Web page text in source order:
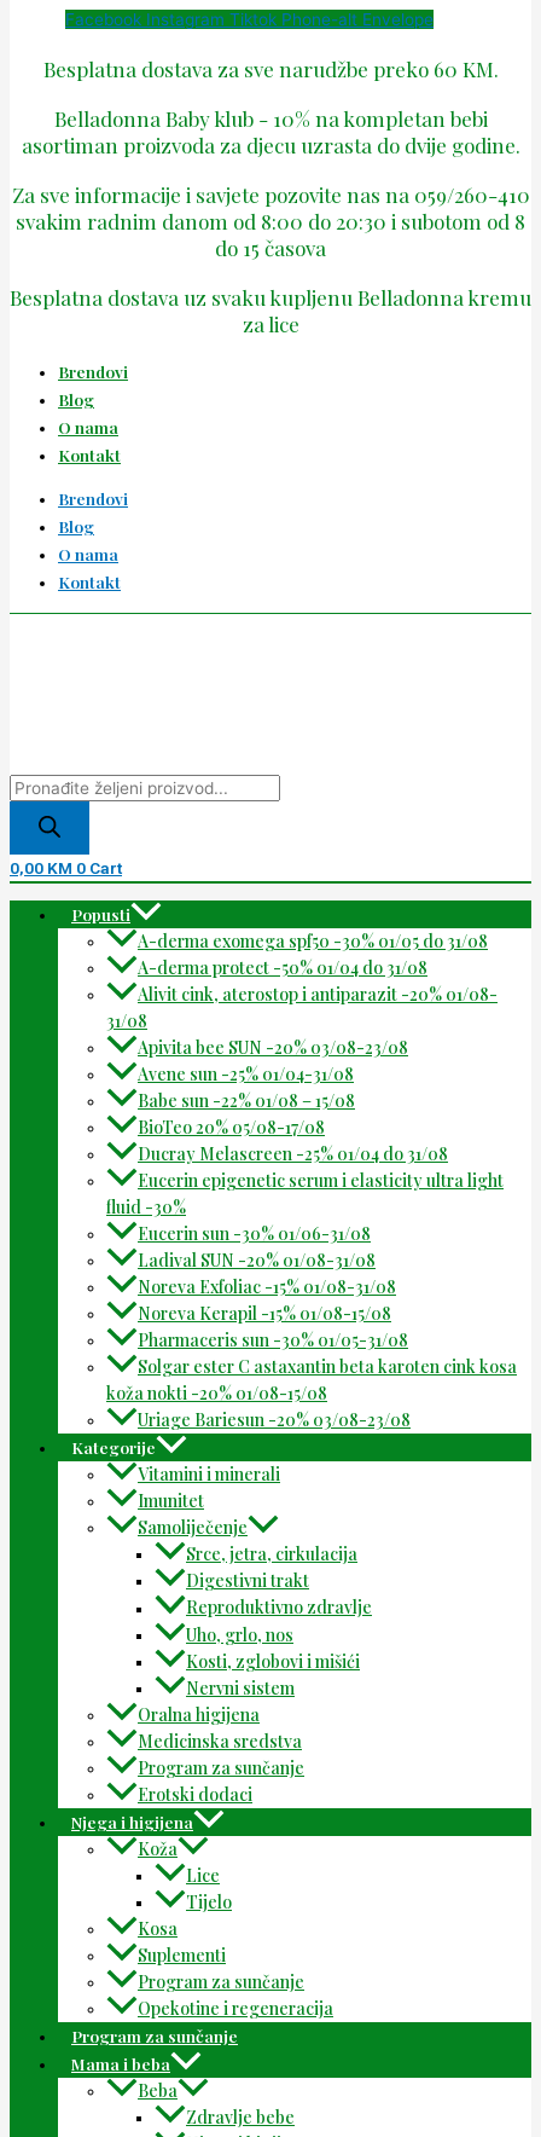
Facebook Instagram Tiktok Phone-alt Envelope
Besplatna dostava za sve narudžbe preko 60 KM.
Belladonna Baby klub - 10% na kompletan bebi
asortiman proizvoda za djecu uzrasta do dvije godine.
Za sve informacije i savjete pozovite nas na 059/260-410
svakim radnim danom od 8:00 do 20:30 i subotom od 8
do 15 časova
Besplatna dostava uz svaku kupljenu Belladonna kremu
za lice
Brendovi
Blog
O nama
Kontakt
Brendovi
Blog
O nama
Kontakt
0,00 KM 0 Cart
Popusti
A-derma exomega spf50 -30% 01/05 do 31/08
A-derma protect -50% 01/04 do 31/08
Alivit cink, aterostop i antiparazit -20% 01/08-
31/08
Apivita bee SUN -20% 03/08-23/08
Avene sun -25% 01/04-31/08
Babe sun -22% 01/08 – 15/08
BioTeo 20% 05/08-17/08
Ducray Melascreen -25% 01/04 do 31/08
Eucerin epigenetic serum i elasticity ultra light
fluid -30%
Eucerin sun -30% 01/06-31/08
Ladival SUN -20% 01/08-31/08
Noreva Exfoliac -15% 01/08-31/08
Noreva Kerapil -15% 01/08-15/08
Pharmaceris sun -30% 01/05-31/08
Solgar ester C astaxantin beta karoten cink kosa
koža nokti -20% 01/08-15/08
Uriage Bariesun -20% 03/08-23/08
Kategorije
Vitamini i minerali
Imunitet
Samoliječenje
Srce, jetra, cirkulacija
Digestivni trakt
Reproduktivno zdravlje
Uho, grlo, nos
Kosti, zglobovi i mišići
Nervni sistem
Oralna higijena
Medicinska sredstva
Program za sunčanje
Erotski dodaci
Njega i higijena
Koža
Lice
Tijelo
Kosa
Suplementi
Program za sunčanje
Opekotine i regeneracija
Program za sunčanje
Mama i beba
Beba
Zdravlje bebe